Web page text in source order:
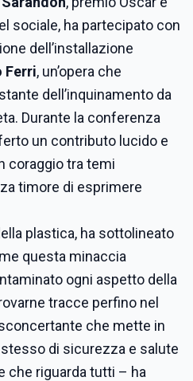
sociale, ha partecipato con
dell’installazione
Ferri, un’opera che
dell’inquinamento da
Durante la conferenza
un contributo lucido e
coraggio tra temi
timore di esprimere
plastica, ha sottolineato
questa minaccia
ogni aspetto della
tracce perfino nel
che mette in
di sicurezza e salute
che riguarda tutti – ha